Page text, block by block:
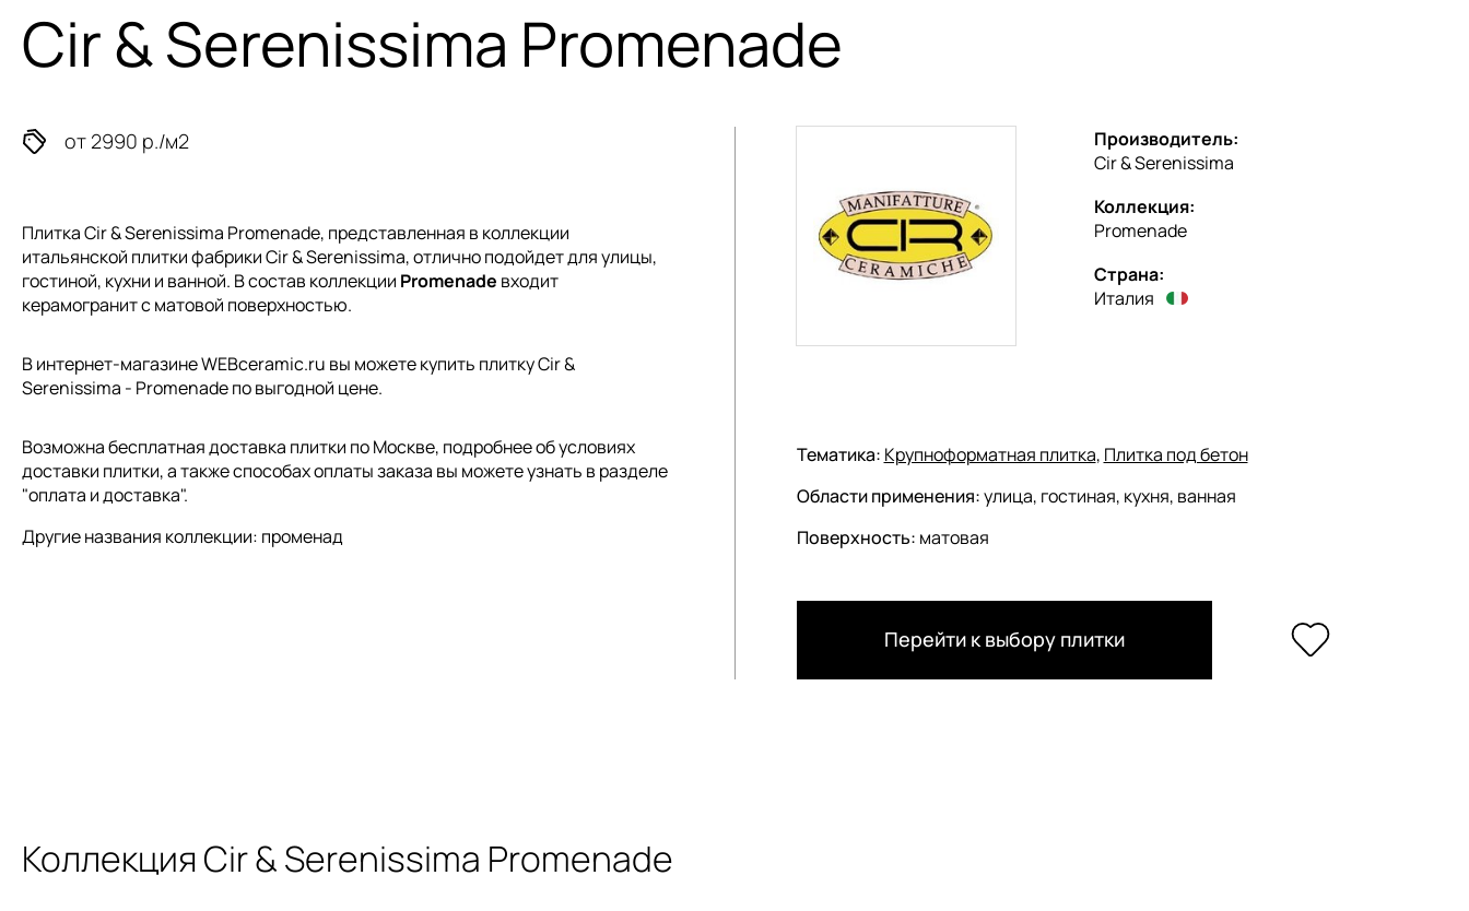
Cir & Serenissima Promenade
от 2990 р./м2
Плитка Cir & Serenissima Promenade, представленная в коллекции
итальянской плиткифабрики Cir & Serenissima, отлично подойдет для улицы,
гостиной, кухни и ванной. В состав коллекции Promenade входит
керамогранит с матовой поверхностью.
В интернет-магазине WEBceramic.ru вы можете купить плитку Cir &
Serenissima - Promenade по выгодной цене.
Возможна бесплатная доставка плитки по Москве, подробнее об условиях
доставки плитки, а также способах оплаты заказа вы можете узнать в разделе
"оплата и доставка".
Другие названия коллекции: променад
Производитель:
Cir & Serenissima
Коллекция:
Promenade
Страна:
Италия
Тематика: Крупноформатная плитка, Плитка под бетон
Области применения:улица, гостиная, кухня, ванная
Поверхность: матовая
Перейти к выбору плитки
Коллекция Cir & Serenissima Promenade